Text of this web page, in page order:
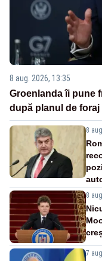
8 aug. 2026, 13:35
Groenlanda îi pune
după planul de foraj
8
8
7